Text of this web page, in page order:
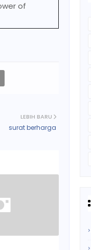
of
LEBIH BARU
surat berharga